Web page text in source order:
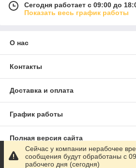
Сегодня работает с 09:00 до
Показать весь график работы
О нас
Контакты
Доставка и оплата
График работы
Полная версия сайта
Сайт создан на маркетплейсе
Сейчас у компании нерабочее
сообщения будут обработаны с
рабочего дня (сегодня)